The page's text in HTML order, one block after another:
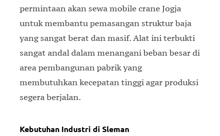
permintaan akan sewa mobile crane Jogja
untuk membantu pemasangan struktur baja
yang sangat berat dan masif. Alat ini terbukti
sangat andal dalam menangani beban besar di
area pembangunan pabrik yang
membutuhkan kecepatan tinggi agar produksi
segera berjalan.
Kebutuhan Industri di Sleman